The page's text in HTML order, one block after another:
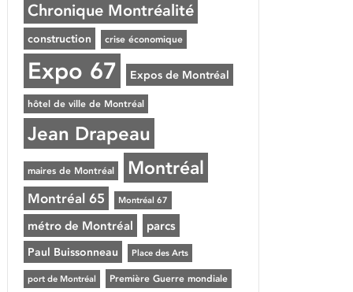
Chronique Montréalité
construction crise économique
Expo 67 Expos de Montréal
hôtel de ville de Montréal
Jean Drapeau
maires de Montréal Montréal
Montréal 65 Montréal 67
métro de Montréal parcs
Paul Buissonneau Place des Arts
port de Montréal Première Guerre mondiale